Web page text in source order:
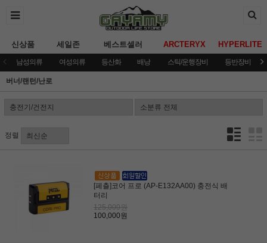
신상품 세일존 베스트셀러 ARCTERYX HYPERLITE
남성의류 여성의류 등산화 배낭 스틱/운행장비 등반장비
버너/랜턴/난로
정렬
[페츨]코어 프로 (AP-E132AA00) 충전식 배
터리
125,000원
100,000원